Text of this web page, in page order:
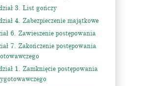
3. List gończy
4. Zabezpieczenie majątkowe
6. Zawieszenie postępowania
7. Zakończenie postępowania
1. Zamknięcie postępowania